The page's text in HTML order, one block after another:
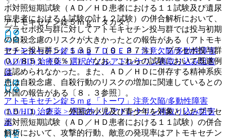
アトモキセチン錠５ｍｇ「タカタ」
アトモキセチン錠５ｍｇ「ＤＳＥＰ」 注意欠陥/多動性障害
(AD/HD) 治療薬 > 選択的ノルアドレナリン再取り込み阻害
薬
アトモキセチン錠５ｍｇ「トーワ」 注意欠陥/多動性障害
(AD/HD) 治療薬 > 選択的ノルアドレナリン再取り込み阻害
薬
ボ対照短期試験（ＡＤ／ＨＤ患者における１１試験及び遺尿
症患者における１試験の計１２試験）の併合解析において、
プラセボ投与群に対してアトモキセチン投与群では投与初期
の自殺念慮のリスクが大きかったとの報告がある（アトモキ
セチン投与群５／１３５７（０．３７％）、プラセボ投与群
０／８５１（０％））。なお、これらの試験において既遂例
は認められなかった。また、ＡＤ／ＨＤに併存する精神系疾
患は自殺念慮、自殺行動のリスクの増加に関連しているとの
外国の報告がある〔８．３参照〕。
１５．１．２． 外国の小児及び青少年を対象としたプラセ
ボ対照短期試験（ＡＤ／ＨＤ患者における１１試験）の併合
解析において、攻撃的行動、敵意の発現率はアトモキセチン